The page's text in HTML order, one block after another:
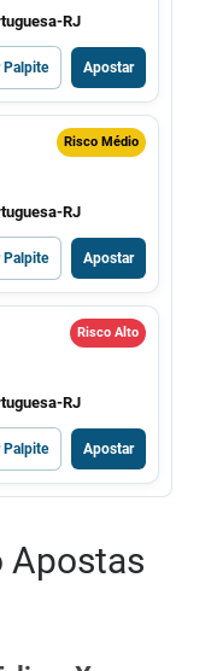
RJ
Palpite Apostar
Risco Médio
RJ
Palpite Apostar
Risco Alto
RJ
Palpite Apostar
Apostas